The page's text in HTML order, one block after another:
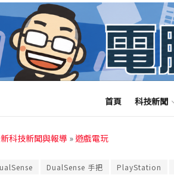
首頁 科技新聞
科技新聞與報導 »遊戲電玩
DualSense 手把 PlayStation